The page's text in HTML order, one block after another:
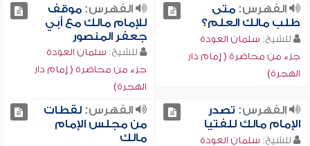
الفهرس:متى
طلب مالك العلم؟
للشيخ: سلمان العودة
جزء من محاضرة ( إمام دار
الهجرة)
الفهرس:موقف
للإمام مالك مع أبي
جعفر المنصور
للشيخ: سلمان العودة
جزء من محاضرة ( إمام دار
الهجرة)
الفهرس: تصدر
الإمام مالك للفتيا
للشيخ: سلمان العودة
الفهرس:لقطات
من مجلس الإمام
مالك